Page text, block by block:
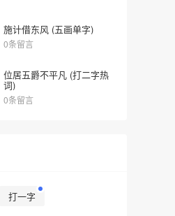
施计借东风 (五画单字)
0条留言
位居五爵不平凡 (打二字热
词)
0条留言
打一字